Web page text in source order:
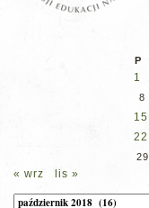
P
1
8
15
22
29
« wrz
lis »
Archiwum